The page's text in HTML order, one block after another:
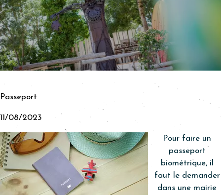
Passeport
11/08/2023
Pour faire un
passeport
biométrique, il
faut le demander
dans une mairie